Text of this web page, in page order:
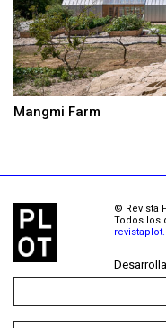
Mangmi Farm
© Revista
Todos los